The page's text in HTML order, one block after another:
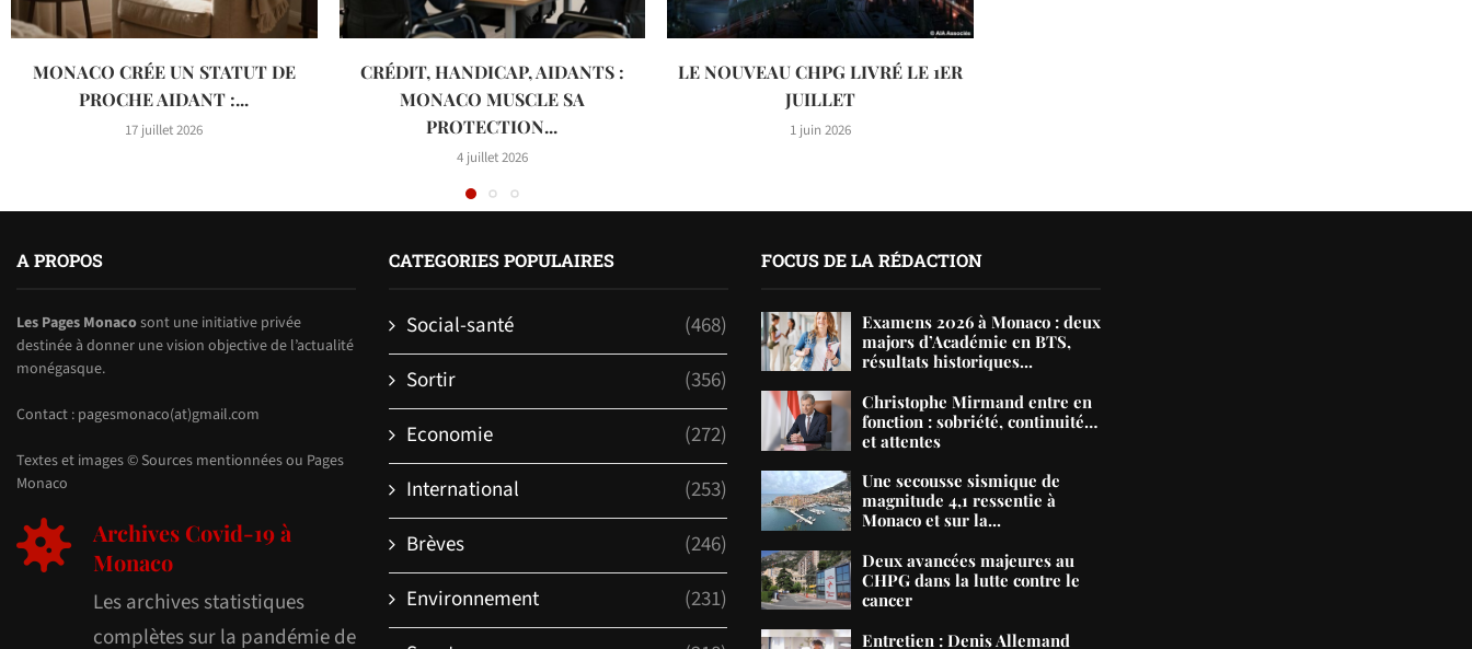
MONACO CRÉE UN STATUT DE
PROCHE AIDANT :...
17 juillet 2026
CRÉDIT, HANDICAP, AIDANTS :
MONACO MUSCLE SA
PROTECTION...
4 juillet 2026
LE NOUVEAU CHPG LIVRÉ LE 1ER
JUILLET
1 juin 2026
A PROPOS
Les Pages Monacosont une initiative privée
destinée à donner une vision objective de l’actualité
monégasque.
Contact : pagesmonaco(at)gmail.com
Textes et images © Sources mentionnées ou Pages
Monaco
Archives Covid-19 à
Monaco
Les archives statistiques
complètes sur la pandémie de
CATEGORIES POPULAIRES
Social-santé
(468)
Sortir
(356)
Economie
(272)
International
(253)
Brèves
(246)
Environnement
(231)
FOCUS DE LA RÉDACTION
Examens 2026 à Monaco : deux
majors d’Académie en BTS,
résultats historiques...
Christophe Mirmand entre en
fonction : sobriété, continuité…
et attentes
Une secousse sismique de
magnitude 4,1 ressentie à
Monaco et sur la...
Deux avancées majeures au
CHPG dans la lutte contre le
cancer
Entretien : Denis Allemand